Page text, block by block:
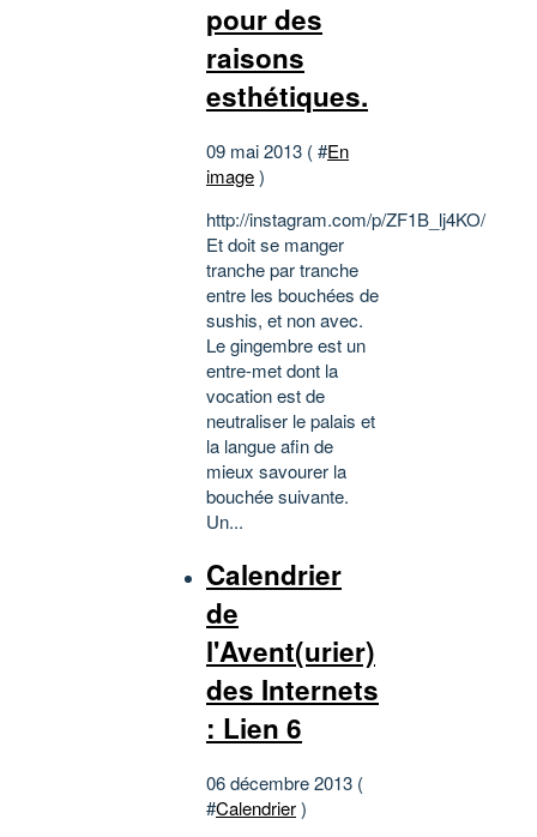
pour des
raisons
esthétiques.
09 mai 2013 ( #En
image)
http://instagram.com/p/ZF1B_lj4KO/
Et doit se manger
tranche par tranche
entre les bouchées de
sushis, et non avec.
Le gingembre est un
entre-met dont la
vocation est de
neutraliser le palais et
la langue afin de
mieux savourer la
bouchée suivante.
Un...
Calendrier
de
l'Avent(urier)
des Internets
: Lien 6
06 décembre 2013 (
#Calendrier)